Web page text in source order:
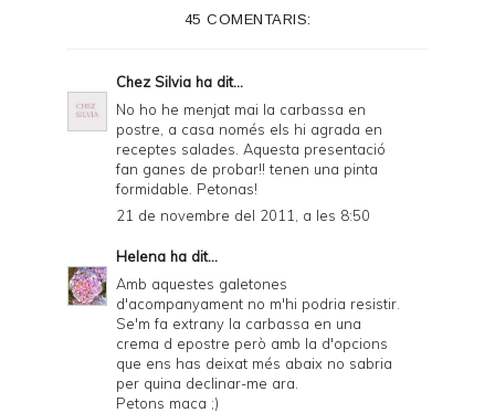
i
e
n
l
y
a
n
d
45 COMENTARIS:
Chez Silvia ha dit...
No ho he menjat mai la carbassa en
postre, a casa només els hi agrada en
receptes salades. Aquesta presentació
fan ganes de probar!! tenen una pinta
formidable. Petonas!
21 de novembre del 2011, a les 8:50
Helena ha dit...
Amb aquestes galetones
d'acompanyament no m'hi podria resistir.
Se'm fa extrany la carbassa en una
crema d epostre però amb la d'opcions
que ens has deixat més abaix no sabria
per quina declinar-me ara.
Petons maca ;)